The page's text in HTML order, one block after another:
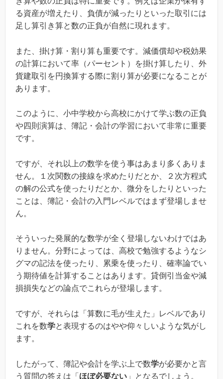
る資産が増えたり、負債が減ったりといった取引には
足し算引き算と数の正負が自然に現れます。
また、掛け算・割り算も重要です。減価償却や税効果
の計算において率（パーセント）を掛け算したり、外
貨建取引を円換算する際に割り算が必要になることが
あります。
このように、小中学校から高校にかけて学ぶ数の正負
や四則演算は、簿記・会計の学習において非常に重要
です。
ですが、それ以上の数学を使う事はあまり多くありま
せん。１次関数の接線を求めたりだとか、２次方程式
の解の公式を使ったりだとか、微分をしたりといった
ことは、簿記・会計の入門レベルではまず登場しませ
ん。
そういった発展的な数学が全く登場しないわけではあ
りません。分野によっては、高校で勉強するようなシ
グマの記法を使ったり、累乗を使ったり、確率論でい
う期待値を計算することはあります。貸倒引当金や減
損損失などの論点でこれらが登場します。
ですが、それらは「算数に毛が生えた」レベルであり
これを数学と表現するのはやや仰々しいような気がし
ます。
したがって、簿記や会計を学ぶ上で数学が必要かと言
う質問の答えは「 ほぼ必要ない 」となるでしょう。